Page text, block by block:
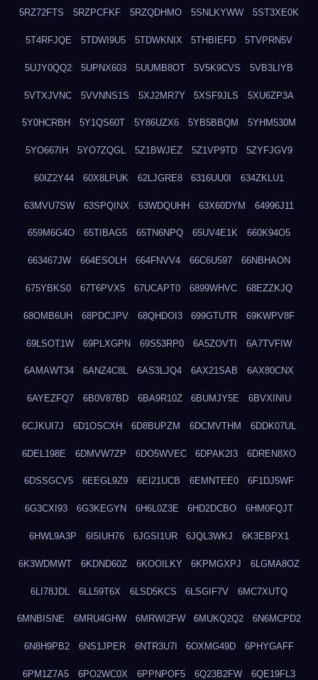
5RZ72FTS 5RZPCFKF 5RZQDHMO 5SNLKYWW 5ST3XE0K
5T4RFJQE 5TDWI9U5 5TDWKNIX 5THBIEFD 5TVPRN5V
5UJY0QQ2 5UPNX603 5UUMB8OT 5V5K9CVS 5VB3LIYB
5VTXJVNC 5VVNNS1S 5XJ2MR7Y 5XSF9JLS 5XU6ZP3A
5Y0HCRBH 5Y1QS60T 5Y86UZX6 5YB5BBQM 5YHM530M
5YO667IH 5YO7ZQGL 5Z1BWJEZ 5Z1VP9TD 5ZYFJGV9
60IZ2Y44 60X8LPUK 62LJGRE8 6316UU0I 634ZKLU1
63MVU7SW 63SPQINX 63WDQUHH 63X60DYM 64996J11
659M6G4O 65TIBAG5 65TN6NPQ 65UV4E1K 660K94O5
663467JW 664ESOLH 664FNVV4 66C6U597 66NBHAON
675YBKS0 67T6PVX5 67UCAPT0 6899WHVC 68EZZKJQ
68OMB6UH 68PDCJPV 68QHDOI3 699GTUTR 69KWPV8F
69LSOT1W 69PLXGPN 69S53RP0 6A5ZOVTI 6A7TVFIW
6AMAWT34 6ANZ4C8L 6AS3LJQ4 6AX21SAB 6AX80CNX
6AYEZFQ7 6B0V87BD 6BA9R10Z 6BUMJY5E 6BVXINIU
6CJKUI7J 6D1OSCXH 6D8BUPZM 6DCMVTHM 6DDK07UL
6DEL198E 6DMVW7ZP 6DO5WVEC 6DPAK2I3 6DREN8XO
6DSSGCV5 6EEGL9Z9 6EI21UCB 6EMNTEE0 6F1DJ5WF
6G3CXI93 6G3KEGYN 6H6L0Z3E 6HD2DCBO 6HM0FQJT
6HWL9A3P 6I5IUH76 6JGSI1UR 6JQL3WKJ 6K3EBPX1
6K3WDMWT 6KDND60Z 6KOOILKY 6KPMGXPJ 6LGMA8OZ
6LI78JDL 6LL59T6X 6LSD5KCS 6LSGIF7V 6MC7XUTQ
6MNBISNE 6MRU4GHW 6MRWI2FW 6MUKQ2Q2 6N6MCPD2
6N8H9PB2 6NS1JPER 6NTR3U7I 6OXMG49D 6PHYGAFF
6PM1Z7A5 6PO2WC0X 6PPNPOF5 6Q23B2FW 6QE19FL3